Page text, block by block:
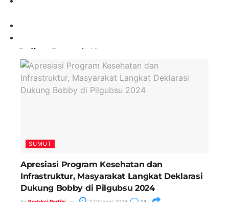
Paling Banyak Komentar
SUMUT
Apresiasi Program Kesehatan dan
Infrastruktur, Masyarakat Langkat Deklarasi
Dukung Bobby di Pilgubsu 2024